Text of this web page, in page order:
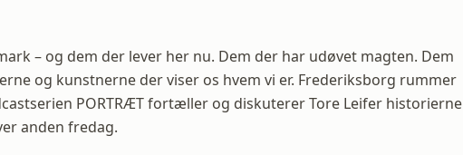
– og dem der lever her nu. Dem der har udøvet magten. Dem
og kunstnerne der viser os hvem vi er. Frederiksborg rummer
PORTRÆT fortæller og diskuterer Tore Leifer historierne
anden fredag.